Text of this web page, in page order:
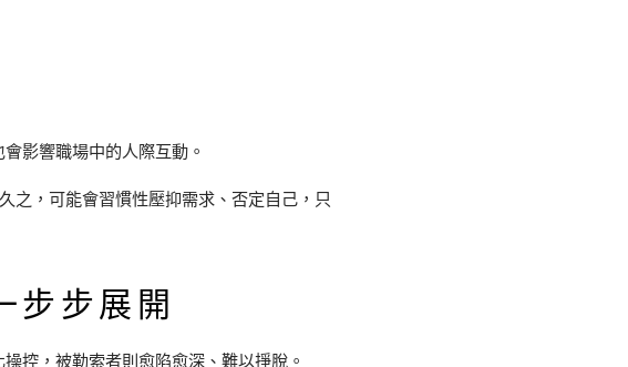
影響職場中的人際互動。
之，可能會習慣性壓抑需求、否定自己，只
步步展開
控，被勒索者則愈陷愈深、難以掙脫。